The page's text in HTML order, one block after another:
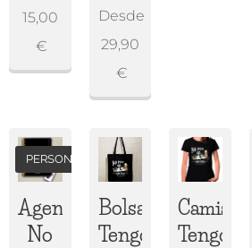
15,00
€
Desde
29,90
€
Agenda
No
PERSONALIZADA
Bolsa
Tengo
Camiseta
Tengo